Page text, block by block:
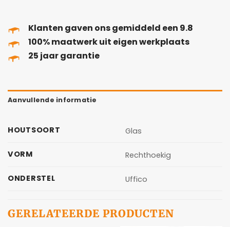
Klanten gaven ons gemiddeld een 9.8
100% maatwerk uit eigen werkplaats
25 jaar garantie
Aanvullende informatie
HOUTSOORT Glas
VORM Rechthoekig
ONDERSTEL Uffico
GERELATEERDE PRODUCTEN